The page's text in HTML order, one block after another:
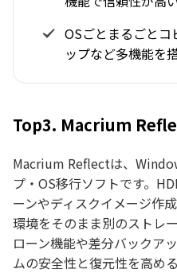
OSごとまるごとコ
ップなど多機能を
Top3. Macrium
Macrium Reflectは、
プ・OS移行ソフトです。
ーンやディスクイメージ作
環境をそのまま別のストレ
ローン機能や差分バックア
ムの安全性と復元性を高め